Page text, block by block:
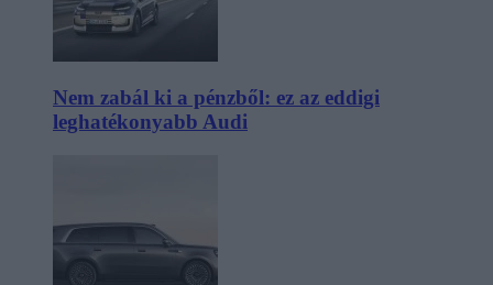
Nem zabál ki a pénzből: ez az eddigi
leghatékonyabb Audi